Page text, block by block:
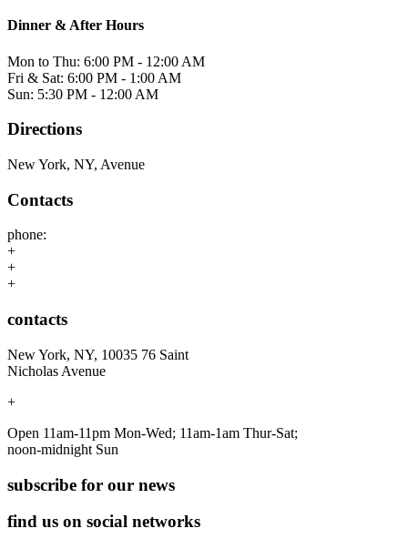
Dinner & After Hours
Mon to Thu: 6:00 PM - 12:00 AM
Fri & Sat: 6:00 PM - 1:00 AM
Sun: 5:30 PM - 12:00 AM
Directions
New York, NY, Avenue
Contacts
phone:
+
+
+
contacts
New York, NY, 10035 76 Saint
Nicholas Avenue
+
Open 11am-11pm Mon-Wed; 11am-1am Thur-Sat;
noon-midnight Sun
subscribe for our news
find us on social networks